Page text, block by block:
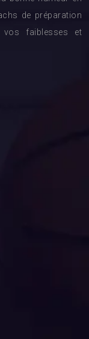
de préparation
vos faiblesses et